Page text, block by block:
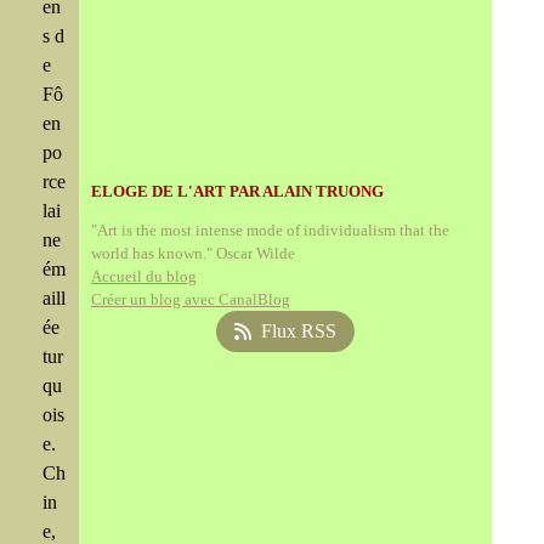
en
s d
e
Fô
en
po
rce
lai
ne
ém
aill
ée
tur
qu
ois
e.
Ch
in
e,
ELOGE DE L'ART PAR ALAIN TRUONG
"Art is the most intense mode of individualism that the
world has known." Oscar Wilde
Accueil du blog
Créer un blog avec CanalBlog
Flux RSS